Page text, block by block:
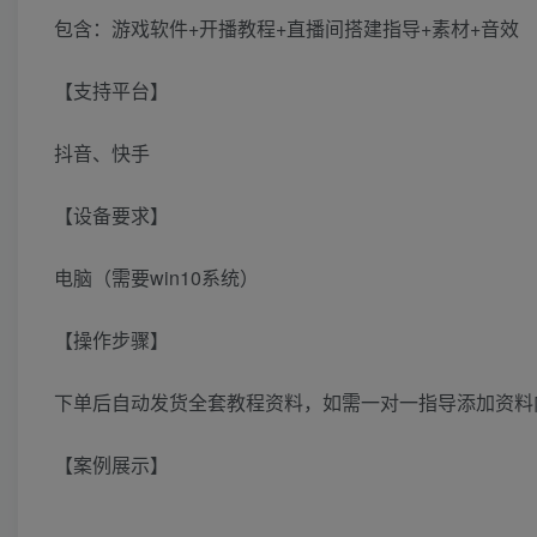
包含：游戏软件+开播教程+直播间搭建指导+素材+音效
【支持平台】
抖音、快手
【设备要求】
电脑（需要win10系统）
【操作步骤】
下单后自动发货全套教程资料，如需一对一指导添加资料
【案例展示】